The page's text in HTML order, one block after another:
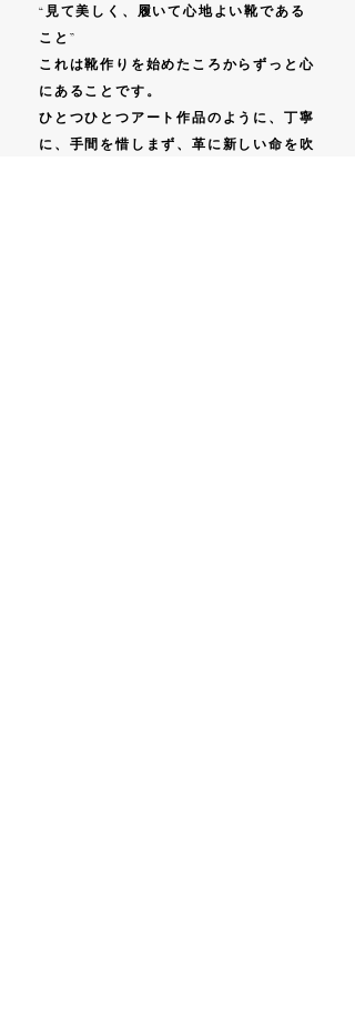
“見て美しく、履いて心地よい靴である
こと”
これは靴作りを始めたころからずっと心
にあることです。
ひとつひとつアート作品のように、丁寧
に、手間を惜しまず、革に新しい命を吹